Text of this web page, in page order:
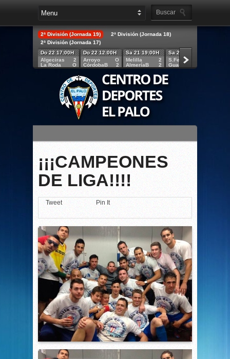
2ª División (Jornada 19)
2ª División (Jornada 18)
2ª División (Jornada 17)
Do 22 17:00H
Algeciras
La Roda
2
O
Do 22 12:00H
Arroyo
CórdobaB
O
2
Sa 21 19:00H
Melilla
AlmeríaB
2
2
Sa 21 18:30H
S.Fernando
Guadalajara
¡¡¡CAMPEONES
DE LIGA!!!!
Tweet Pin It